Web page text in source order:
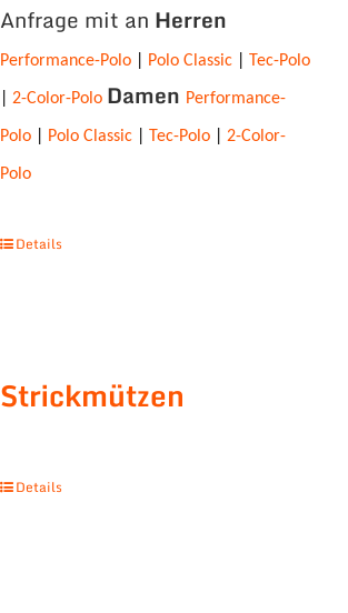
Anfrage mit an Herren
Performance-Polo| Polo Classic| Tec-Polo
2-Color-Polo Damen Performance-
Polo| Polo Classic| Tec-Polo| 2-Color-
Polo
Details
Strickmützen
Details